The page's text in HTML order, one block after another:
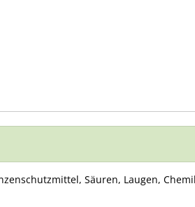
Säuren, Laugen,